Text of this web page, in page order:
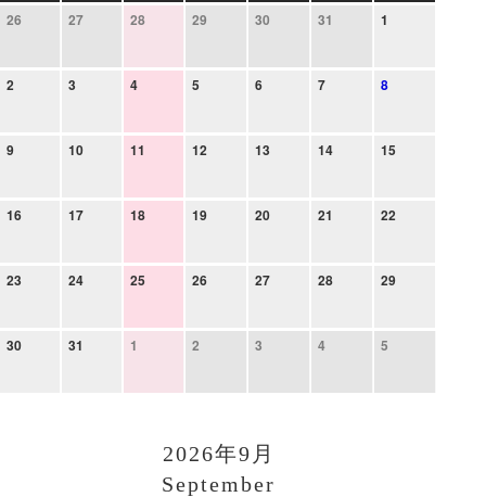
26
27 28 29 30 31 1
2 3 4 5 6 7 8
9 10 11 12 13 14 15
16 17 18 19 20 21 22
23 24 25 26 27 28 29
30 31 1 2 3 4 5
2026年9月
September